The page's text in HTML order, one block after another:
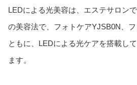
LEDによる光美容は、エステサロン
の美容法で、フォトケアYJSB0N、
ともに、LEDによる光ケアを搭載し
ます。